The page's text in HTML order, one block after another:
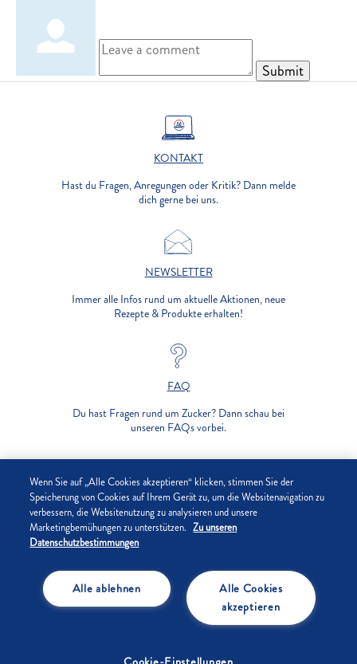
Submit
KONTAKT
Hast du Fragen, Anregungen oder Kritik? Dann melde
dich gerne bei uns.
NEWSLETTER
Immer alle Infos rund um aktuelle Aktionen, neue
Rezepte & Produkte erhalten!
FAQ
Du hast Fragen rund um Zucker? Dann schau bei
unseren FAQs vorbei.
UNTERNEHMEN
DATENSCHUTZ
COOKIE-EINSTELLUNGEN
Wenn Sie auf „Alle Cookies akzeptieren“ klicken, stimmen Sie der
Speicherung von Cookies auf Ihrem Gerät zu, um die Websitenavigation zu
verbessern, die Websitenutzung zu analysieren und unsere
Marketingbemühungen zu unterstützen. Zu unseren
Datenschutzbestimmungen
Alle Cookies
akzeptieren
Alle ablehnen